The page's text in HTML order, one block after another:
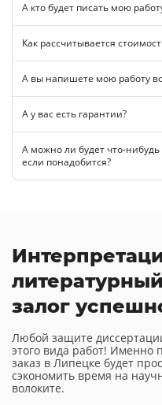
А кто будет писать мою
Как рассчитывается
А вы напишете мою работу
А у вас есть гарантии?
А можно ли будет что-
если понадобится?
залог
Любой защите
этого вида работ! Именно
заказ в Липецке будет
сэкономить время на
волоките.